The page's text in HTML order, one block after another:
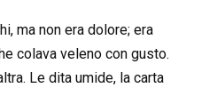
ma non era dolore; era
colava veleno con gusto.
Le dita umide, la carta